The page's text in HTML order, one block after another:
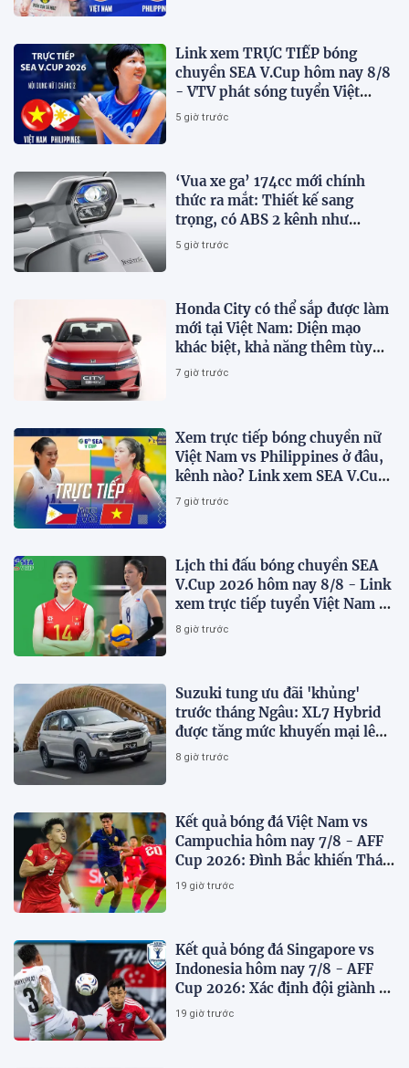
Link xem TRỰC TIẾP bóng
chuyền SEA V.Cup hôm nay 8/8
- VTV phát sóng tuyển Việt
Nam đấu Philippines
5 giờ trước
‘Vua xe ga’ 174cc mới chính
thức ra mắt: Thiết kế sang
trọng, có ABS 2 kênh như
Honda SH, giá hấp dẫn
5 giờ trước
Honda City có thể sắp được làm
mới tại Việt Nam: Diện mạo
khác biệt, khả năng thêm tùy
chọn hybrid?
7 giờ trước
Xem trực tiếp bóng chuyền nữ
Việt Nam vs Philippines ở đâu,
kênh nào? Link xem SEA V.Cup
2026 mới nhất
7 giờ trước
Lịch thi đấu bóng chuyền SEA
V.Cup 2026 hôm nay 8/8 - Link
xem trực tiếp tuyển Việt Nam vs
Philippines
8 giờ trước
Suzuki tung ưu đãi 'khủng'
trước tháng Ngâu: XL7 Hybrid
được tăng mức khuyến mại lên
75 triệu đồng
8 giờ trước
Kết quả bóng đá Việt Nam vs
Campuchia hôm nay 7/8 - AFF
Cup 2026: Đình Bắc khiến Thái
Lan run sợ
19 giờ trước
Kết quả bóng đá Singapore vs
Indonesia hôm nay 7/8 - AFF
Cup 2026: Xác định đội giành vé
Bán kết
19 giờ trước